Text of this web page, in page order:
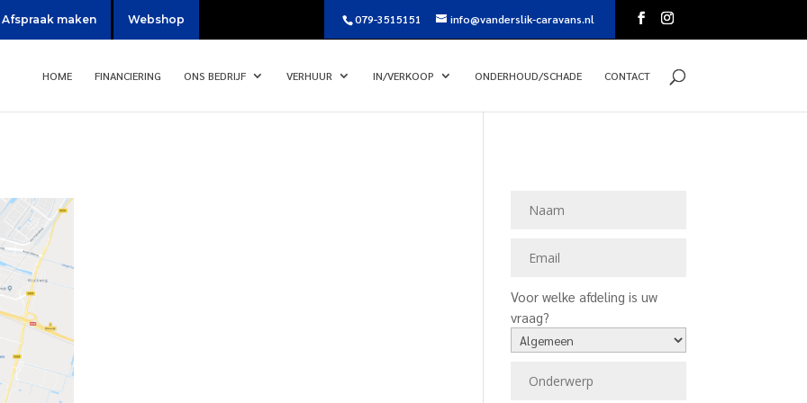
Afspraak maken Webshop 079-3515151 info@vanderslik-caravans.nl
HOME FINANCIERING ONS BEDRIJF VERHUUR IN/VERKOOP ONDERHOUD/SCHADE CONTACT
Voor welke afdeling is uw
vraag?